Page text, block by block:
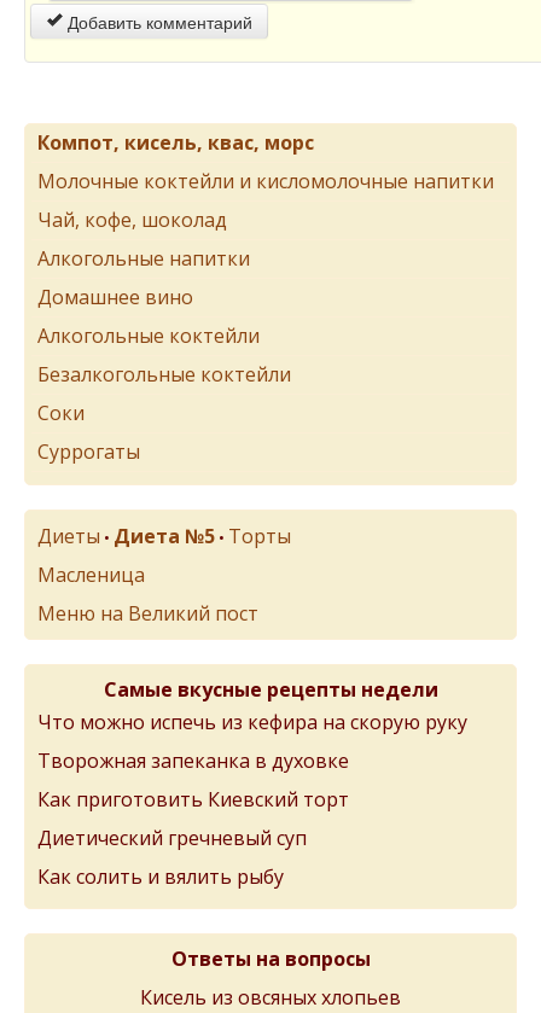
Добавить комментарий
Компот, кисель, квас, морс
Молочные коктейли и кисломолочные напитки
Чай, кофе, шоколад
Алкогольные напитки
Домашнее вино
Алкогольные коктейли
Безалкогольные коктейли
Соки
Суррогаты
Диеты • Диета №5 • Торты
Масленица
Меню на Великий пост
Самые вкусные рецепты недели
Что можно испечь из кефира на скорую руку
Творожная запеканка в духовке
Как приготовить Киевский торт
Диетический гречневый суп
Как солить и вялить рыбу
Ответы на вопросы
Кисель из овсяных хлопьев